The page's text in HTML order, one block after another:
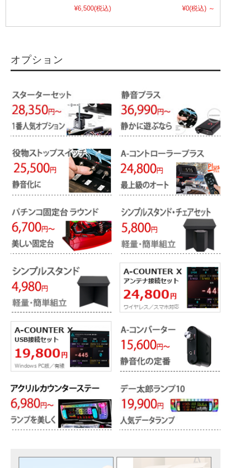
¥6,500(税込)
¥0(税込) ～
オプション